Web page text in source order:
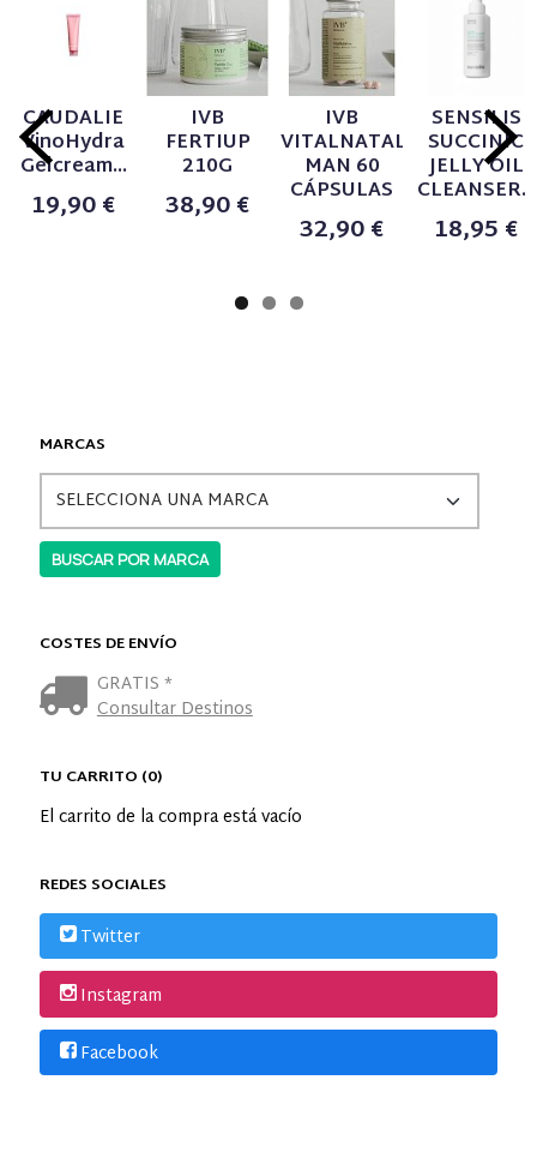
MARCAS
COSTES DE ENVÍO
GRATIS *
Consultar Destinos
TU CARRITO (0)
El carrito de la compra está vacío
REDES SOCIALES
Twitter
Instagram
Facebook
CAUDALIE
VinoHydra
Gelcream...
19,90 €
IVB
FERTIUP
210G
38,90 €
IVB
VITALNATAL
MAN 60
CÁPSULAS
32,90 €
SENSILIS
SUCCINIC
JELLY OIL
CLEANSER...
18,95 €